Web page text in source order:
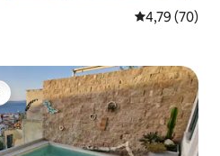
4,79 de uma
4,79 (70)
dos hóspedes